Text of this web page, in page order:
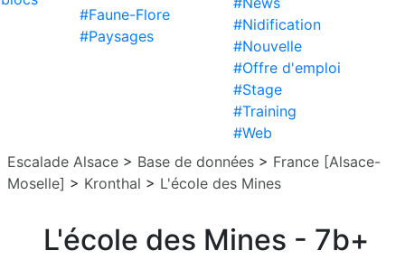
#Faune-Flore
#Paysages
#Nidification
#Nouvelle
#Offre d'emploi
#Stage
#Training
#Web
Escalade Alsace > Base de données > France [Alsace-
Moselle] > Kronthal > L'école des Mines
L'école des Mines - 7b+